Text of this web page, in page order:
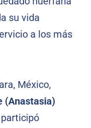
su vida
a los más
México,
(Anastasia)
participó